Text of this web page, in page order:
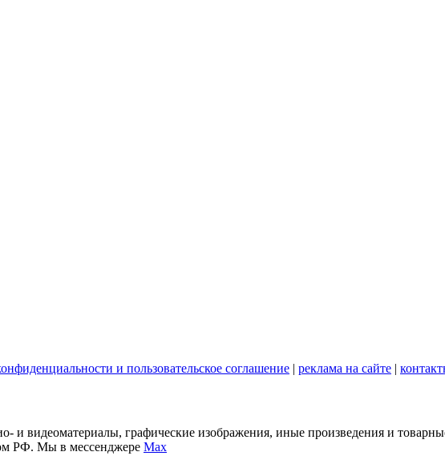
и пользовательское соглашение | реклама на сайте |
и видеоматериалы, графические изображения, иные произведения и
РФ. Мы в мессенджере Max